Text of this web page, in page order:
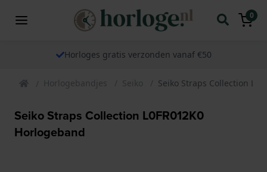
0
Horloges gratis verzonden vanaf €50
Horlogebandjes Seiko Seiko Straps Collection
Seiko Straps Collection L0FR012K0
Horlogeband